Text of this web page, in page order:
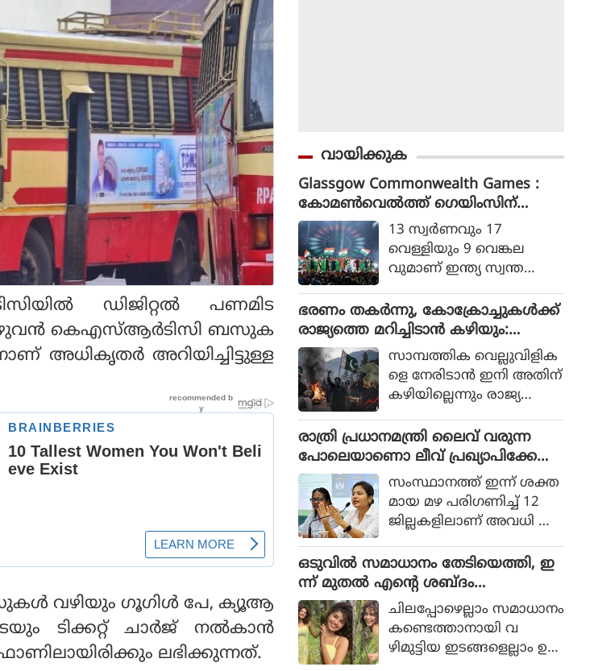
ഡിജിറ്റല്‍ പണമിട
മുഴുവന്‍ കെഎസ്ആര്‍ടിസി ബസുക
അധികൃതര്‍ അറിയിച്ചിട്ടുള്ള
വഴിയും ഗൂഗിള്‍ പേ, ക്യൂആ
ടിക്കറ്റ് ചാര്‍ജ് നല്‍കാന്‍
ഫോണിലായിരിക്കും ലഭിക്കുന്നത്.
വായിക്കുക
Glassgow Commonwealth Games :
കോമൺവെൽത്ത് ഗെയിംസിന്
ഗ്ലാസ്ഗോയിൽ കൊടിയിറങ്ങി, മെഡ
ൽ നേട്ടത്തിൽ ഇന്ത്യ നാലാമത്
13 സ്വര്‍ണവും 17
വെള്ളിയും 9 വെങ്കല
വുമാണ് ഇന്ത്യ സ്വന്ത
ഭരണം തകര്‍ന്നു, കോക്രോച്ചുകള്‍ക്ക്
രാജ്യത്തെ മറിച്ചിടാന്‍ കഴിയും:
പാകിസ്ഥാന്‍ ആഭ്യന്തര മന്ത്രി
മൊഹ്സിന്‍ നഖ്വി
സാമ്പത്തിക വെല്ലുവിളിക
ളെ നേരിടാന്‍ ഇനി അതിന്
കഴിയില്ലെന്നും രാജ്യത്തെ
മൊഹ്സിന്‍ നഖ്വി
വ്യാഴാഴ്ച പറഞ്ഞു. കര
സേനാ മേധാവി ഫീല്‍ഡ്
മാര്‍ഷല്‍ സയ്യിദ് അസിം
മുനീറിന്റെ അടുത്ത
യാളായി അറിയപ്പെടുന്ന ന
ഖ്വി പാകിസ്ഥാന്റെ
കോക്രോച്ചുകള്‍ ഒ
ന്നിച്ചാല്‍ രാജ്യത്തെ മ
റിച്ചിടാന്‍ കഴിയുമെന്ന് പറ
ഞ്ഞു.
രാത്രി പ്രധാനമന്ത്രി ലൈവ് വരുന്ന
പോലെയാണൊ ലീവ് പ്രഖ്യാപിക്കേണ്ട
ത്, എറണാകുളം ജില്ലാ കളക്ടർ
ക്കെതിരെ വിമർശനം
സംസ്ഥാനത്ത് ഇന്ന് ശക്ത
മായ മഴ പരിഗണിച്ച് 12
ജില്ലകളിലാണ് അവധി പ്ര
ഒടുവില്‍ സമാധാനം തേടിയെത്തി, ഇ
ന്ന് മുതല്‍ എന്റെ ശബ്ദം
തിരെഞ്ഞെടുക്കുന്നു, പോസ്റ്റുമായി
അനുപമ പരമേശ്വരന്‍, ഒരു ബ്രെയ്ക്ക
പ്പ് മണക്കുന്നുവെന്ന് സോഷ്യല്‍
മീഡിയ
ചിലപ്പോഴെല്ലാം സമാധാനം
കണ്ടെത്താനായി വ
ഴിമുട്ടിയ ഇടങ്ങളെല്ലാം ഉ